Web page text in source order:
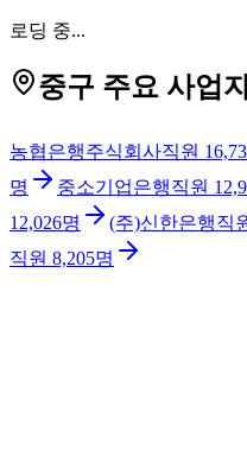
로딩 중...
중구 주요 사업
농협은행주식회사직원
명
중소기업은행직원
12,026명 (주)신한은행직
직원 8,205명